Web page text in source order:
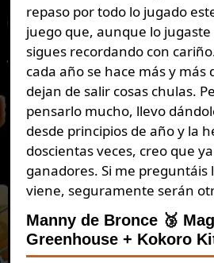
repaso por todo lo jugado
juego que, aunque lo
sigues recordando con
cada año se hace más y más
dejan de salir cosas chulas.
pensarlo mucho, llevo
desde principios de año y la
doscientas veces, creo que
ganadores. Si me preguntáis
viene, seguramente serán
Manny de Bronce 🥉
Greenhouse + Kokoro